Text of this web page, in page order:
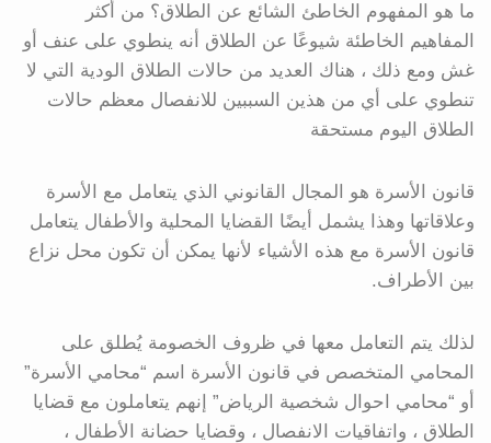
ما هو المفهوم الخاطئ الشائع عن الطلاق؟ من أكثر
المفاهيم الخاطئة شيوعًا عن الطلاق أنه ينطوي على عنف أو
غش ومع ذلك ، هناك العديد من حالات الطلاق الودية التي لا
تنطوي على أي من هذين السببين للانفصال معظم حالات
الطلاق اليوم مستحقة
قانون الأسرة هو المجال القانوني الذي يتعامل مع الأسرة
وعلاقاتها وهذا يشمل أيضًا القضايا المحلية والأطفال يتعامل
قانون الأسرة مع هذه الأشياء لأنها يمكن أن تكون محل نزاع
بين الأطراف.
لذلك يتم التعامل معها في ظروف الخصومة يُطلق على
المحامي المتخصص في قانون الأسرة اسم “محامي الأسرة”
أو “محامي احوال شخصية الرياض” إنهم يتعاملون مع قضايا
الطلاق ، واتفاقيات الانفصال ، وقضايا حضانة الأطفال ،